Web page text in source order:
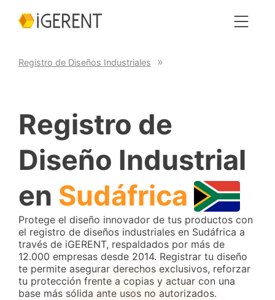
Registro de Diseños Industriales
Registro de
Diseño Industrial
en Sudáfrica
Protege el diseño innovador de tus productos con
el registro de diseños industriales en Sudáfrica a
través de iGERENT, respaldados por más de
12.000 empresas desde 2014. Registrar tu diseño
te permite asegurar derechos exclusivos, reforzar
tu protección frente a copias y actuar con una
base más sólida ante usos no autorizados.